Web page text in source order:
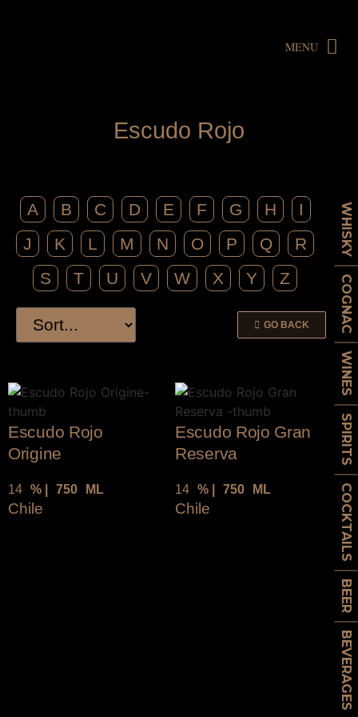
MENU
Escudo Rojo
WHISKY
COGNAC
WINES
SPIRITS
COCKTAILS
BEER
BEVERAGES
A B C D E F G H
I
J
K L M N O P Q
R
S
T U V W X Y Z
GO BACK
Escudo Rojo
Origine
14 % | 750 ML
Chile
Escudo Rojo Gran
Reserva
14 % | 750 ML
Chile